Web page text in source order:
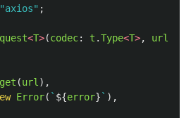
"axios" ;
<T>(codec: t .Type<T>, url
get (url ),
Error( ` ${error} ` ),